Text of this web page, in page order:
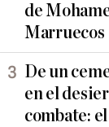
de
Marruecos
De un
en el
combate: